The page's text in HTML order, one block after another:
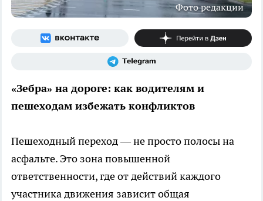
Фото редакции
«Зебра» на дороге: как водителям и
пешеходам избежать конфликтов
Пешеходный переход — не просто полосы на
асфальте. Это зона повышенной
ответственности, где от действий каждого
участника движения зависит общая